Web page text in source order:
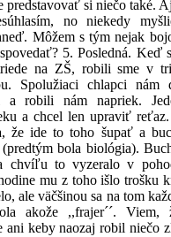
predstavovať si niečo také.
no niekedy
Môžem s tým nejak
5. Posledná. Keď
na ZŠ, robili sme v
Spolužiaci chlapci nám
a robili nám napriek.
a chcel len upraviť
že ide to toho šupať a
bola biológia).
chvíľu to vyzeralo v
mu z toho išlo trošku
ale väčšinou sa na tom
akože ,,frajer´´. Viem,
ani keby naozaj robil niečo